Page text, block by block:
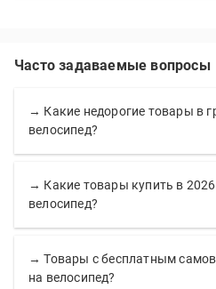
Часто задаваемые вопросы
→ Какие недорогие товары в
велосипед?
→ Какие товары купить в 2026
велосипед?
→ Товары с бесплатным
на велосипед?